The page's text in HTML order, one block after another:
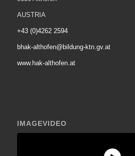
AUSTRIA
+43 (0)4262 2594
bhak-althofen@bildung-ktn.gv.at
www.hak-althofen.at
IMAGEVIDEO